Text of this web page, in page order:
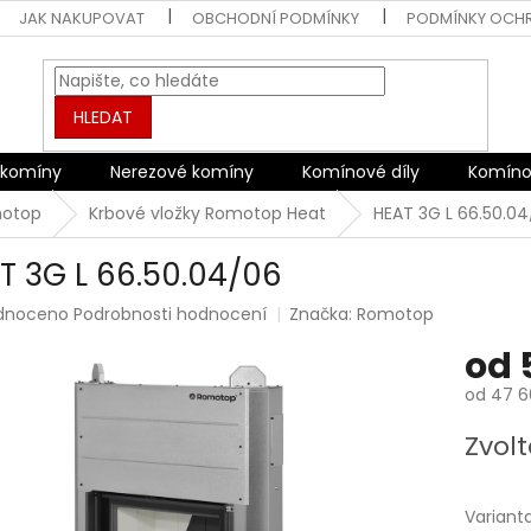
JAK NAKUPOVAT OBCHODNÍ PODMÍNKY PODMÍNKY
HLEDAT
Nerezové komíny Komínové díly
Krbové vložky Romotop Heat HEAT 3G L
3G L 66.50.04/06
Podrobnosti hodnocení Značka:Romotop
od
od 47
cena: